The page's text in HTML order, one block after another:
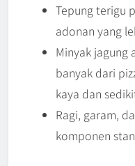
Tepung terigu
adonan yang
Minyak jagung
banyak dari
kaya dan
Ragi, garam,
komponen